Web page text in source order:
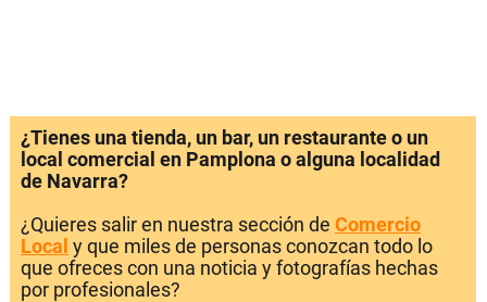
¿Tienes una tienda, un bar, un restaurante o un
local comercial en Pamplona o alguna localidad
de Navarra?
¿Quieres salir en nuestra sección de Comercio
Local y que miles de personas conozcan todo lo
que ofreces con una noticia y fotografías hechas
por profesionales?